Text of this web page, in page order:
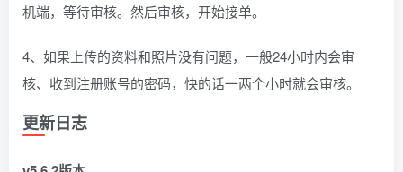
机端，等待审核。然后审核，开始接单。
4、如果上传的资料和照片没有问题，一般24小时内会审
核、收到注册账号的密码，快的话一两个小时就会审核。
更新日志